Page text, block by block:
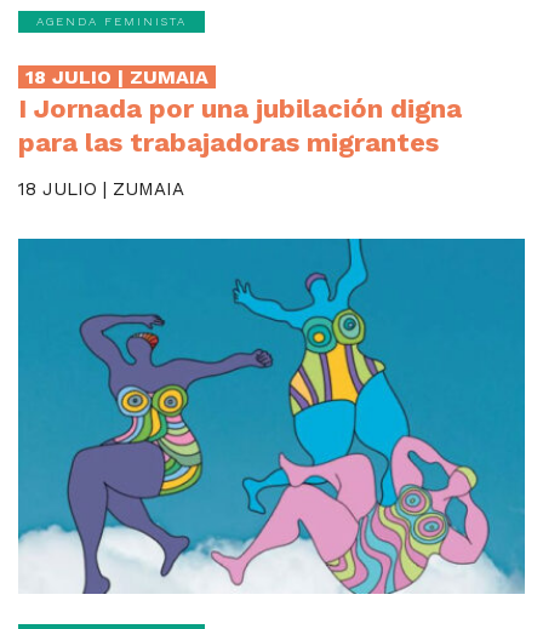
AGENDA FEMINISTA
18 JULIO | ZUMAIA
I Jornada por una jubilación digna
para las trabajadoras migrantes
18 JULIO | ZUMAIA